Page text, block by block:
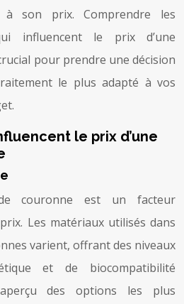
son prix. Comprendre les
influencent le prix d’une
pour prendre une décision
le plus adapté à vos
le prix d’une
couronne est un facteur
Les matériaux utilisés dans
varient, offrant des niveaux
et de biocompatibilité
des options les plus